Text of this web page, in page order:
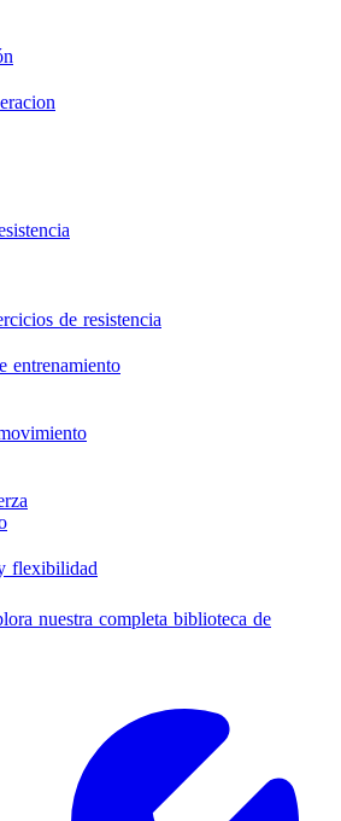
de resistencia
entrenamiento
flexibilidad
nuestra completa biblioteca de